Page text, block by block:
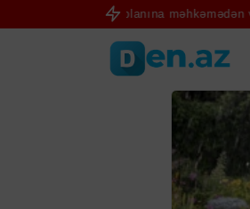
Ağ Ev planına məhkəmədən veto